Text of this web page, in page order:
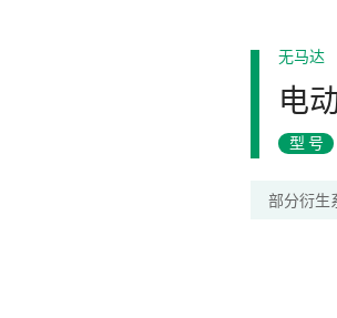
无马达
电
型号
部分衍生